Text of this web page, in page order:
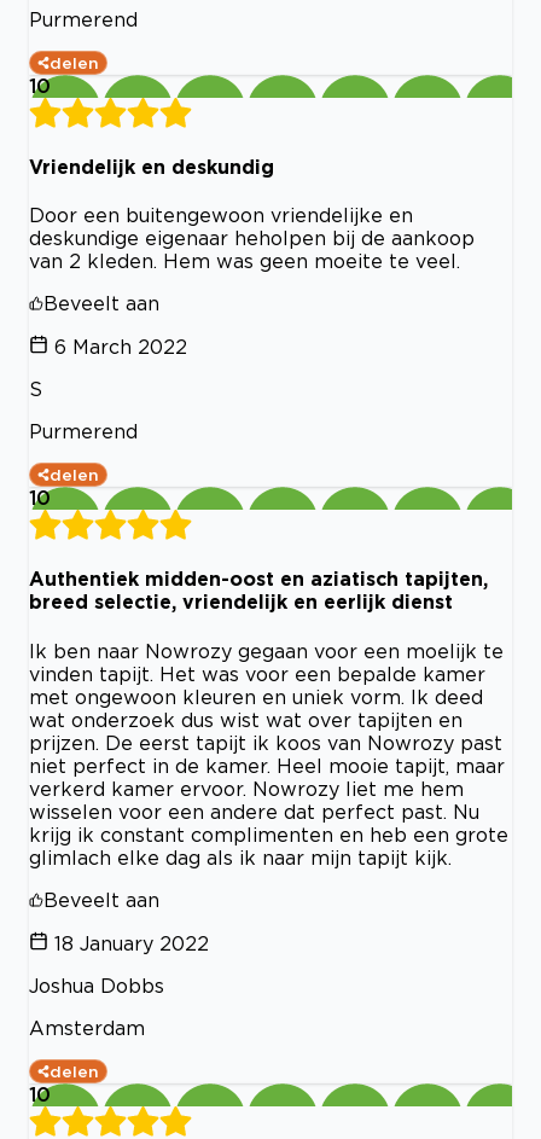
Purmerend
delen
10
Vriendelijk en deskundig
Door een buitengewoon vriendelijke en
deskundige eigenaar heholpen bij de aankoop
van 2 kleden. Hem was geen moeite te veel.
Beveelt aan
6 March 2022
S
Purmerend
delen
10
Authentiek midden-oost en aziatisch tapijten,
breed selectie, vriendelijk en eerlijk dienst
Ik ben naar Nowrozy gegaan voor een moelijk te
vinden tapijt. Het was voor een bepalde kamer
met ongewoon kleuren en uniek vorm. Ik deed
wat onderzoek dus wist wat over tapijten en
prijzen. De eerst tapijt ik koos van Nowrozy past
niet perfect in de kamer. Heel mooie tapijt, maar
verkerd kamer ervoor. Nowrozy liet me hem
wisselen voor een andere dat perfect past. Nu
krijg ik constant complimenten en heb een grote
glimlach elke dag als ik naar mijn tapijt kijk.
Beveelt aan
18 January 2022
Joshua Dobbs
Amsterdam
delen
10